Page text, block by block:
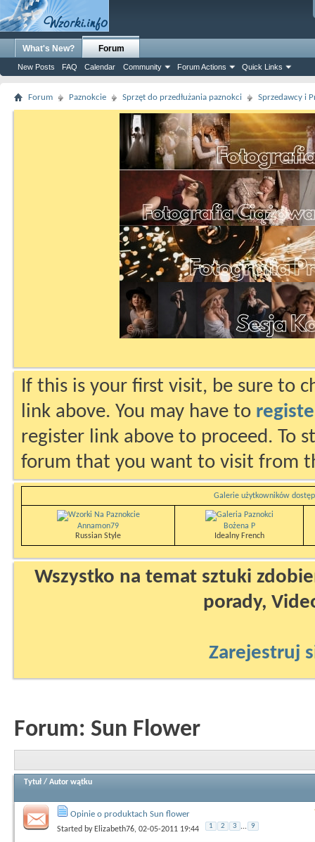
What's New? Forum
New Posts FAQ Calendar Community Forum Actions Quick Links
Forum Paznokcie Sprzęt do przedłużania paznokci Sprzedawcy i
If this is your first visit, be sure to
link above. You may have to
register link above to proceed. To
forum that you want to visit from
Galerie użytkowników
Annamon79
Russian Style
Bożena P
Idealny French
Wszystko na temat sztuki
porady,
Zarejestruj
Forum: Sun Flower
Tytuł / Autor wątku
Opinie o produktach Sun flower
Started by Elizabeth76, 02-05-2011 19:44 1 2 3 ... 9